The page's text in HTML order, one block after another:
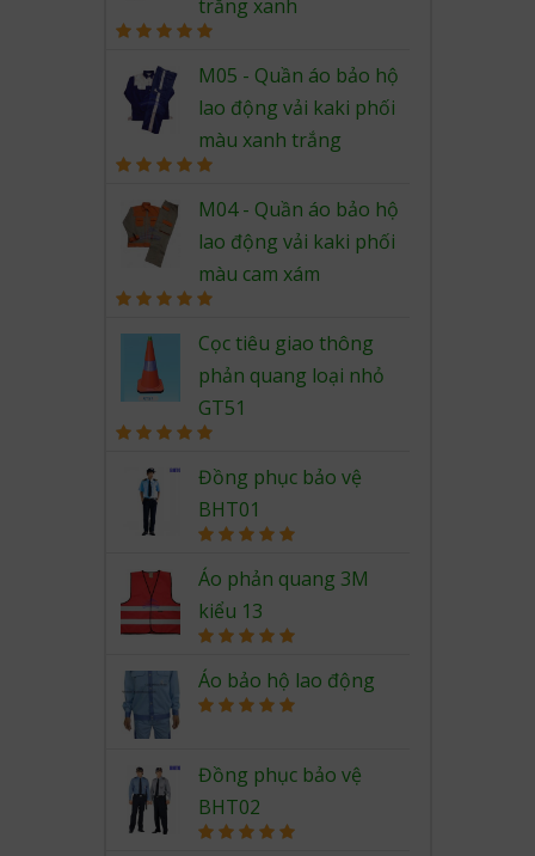
trắng xanh
out of 5
M05 - Quần áo bảo hộ
lao động vải kaki phối
màu xanh trắng
out of 5
M04 - Quần áo bảo hộ
lao động vải kaki phối
màu cam xám
out of 5
Cọc tiêu giao thông
phản quang loại nhỏ
GT51
out of 5
Đồng phục bảo vệ
BHT01
out of 5
Áo phản quang 3M
kiểu 13
out of 5
Áo bảo hộ lao động
Đồng phục bảo vệ
BHT02